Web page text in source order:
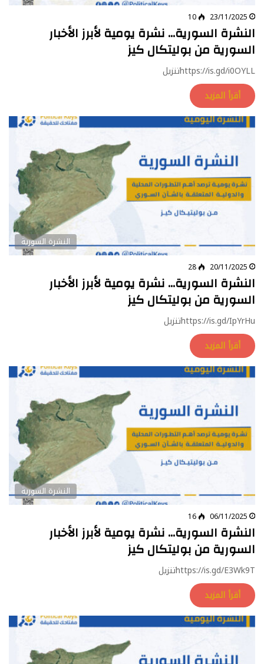
23/11/2025
10
النشرة السورية… نشرة يومية لأبرز الأخبار
السورية من بوليتكال كيز
https://is.gd/i0OYLLتنزيل
أقرأ المزيد
النشرة السورية
20/11/2025
28
النشرة السورية… نشرة يومية لأبرز الأخبار
السورية من بوليتكال كيز
https://is.gd/IpYrHuتنزيل
أقرأ المزيد
النشرة السورية
06/11/2025
16
النشرة السورية… نشرة يومية لأبرز الأخبار
السورية من بوليتكال كيز
https://is.gd/E3Wk9Tتنزيل
أقرأ المزيد